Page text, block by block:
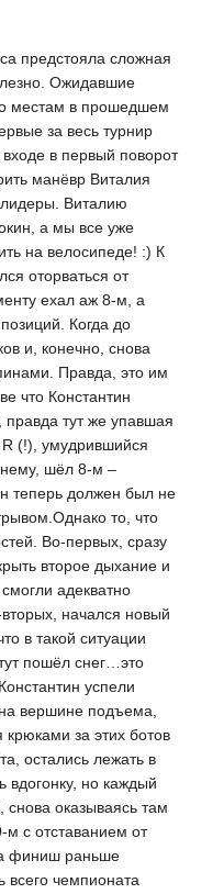
предстояла сложная
Ожидавшие
местам в прошедшем
за весь турнир
в первый поворот
манёвр Виталия
лидеры. Виталию
а мы все уже
на велосипеде! :) К
оторваться от
ехал аж 8-м, а
Когда до
и, конечно, снова
Правда, это им
что Константин
правда тут же упавшая
(!), умудрившийся
шёл 8-м –
теперь должен был не
то, что
Во-первых, сразу
второе дыхание и
адекватно
начался новый
в такой ситуации
пошёл снег…это
успели
вершине подъема,
за этих ботов
остались лежать в
вдогонку, но каждый
снова оказываясь там
с отставанием от
финиш раньше
чемпионата